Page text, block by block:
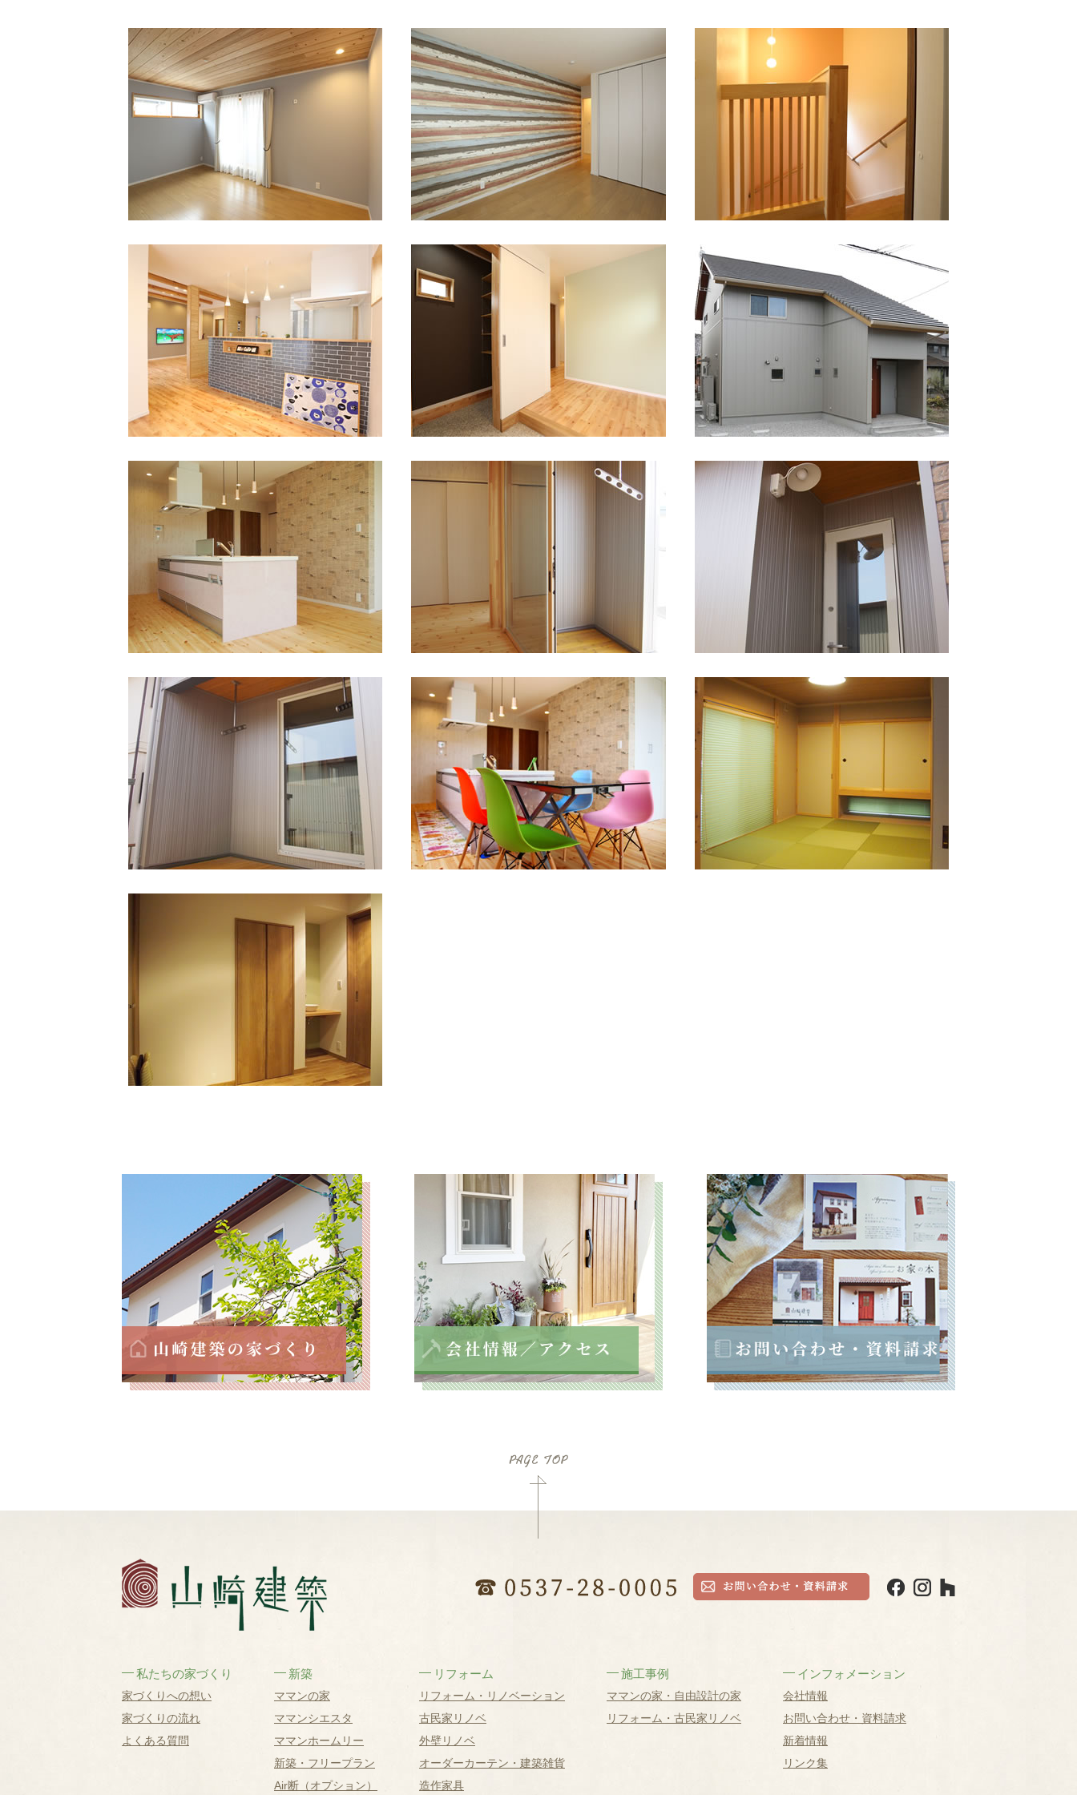
私たちの家づくり
家づくりへの想い
家づくりの流れ
よくある質問
新築
ママンの家
ママンシエスタ
ママンホームリー
新築・フリープラン
Air断（オプション）
リフォーム
リフォーム・リノベーション
古民家リノベ
外壁リノベ
オーダーカーテン・建築雑貨
造作家具
施工事例
ママンの家・自由設計の家
リフォーム・古民家リノベ
インフォメーション
会社情報
お問い合わせ・資料請求
新着情報
リンク集